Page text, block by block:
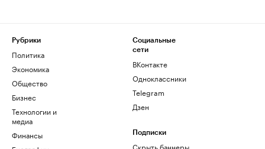
Рубрики
Политика
Экономика
Общество
Бизнес
Технологии и
медиа
Финансы
Социальные
сети
ВКонтакте
Одноклассники
Telegram
Дзен
Подписки
Скрыть баннеры